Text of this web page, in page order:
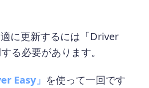
に更新するには「Driver
る必要があります。
Easy」 を使って一回です